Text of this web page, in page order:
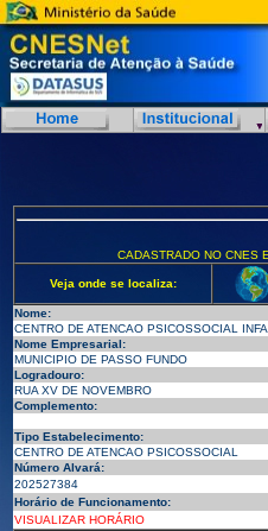
CADASTRADO NO CNES
Veja onde se localiza:
Nome:
CENTRO DE ATENCAO PSICOSSOCIAL
Nome Empresarial:
MUNICIPIO DE PASSO FUNDO
Logradouro:
RUA XV DE NOVEMBRO
Complemento:
Tipo Estabelecimento:
CENTRO DE ATENCAO PSICOSSOCIAL
Número Alvará:
202527384
Horário de Funcionamento:
VISUALIZAR HORÁRIO